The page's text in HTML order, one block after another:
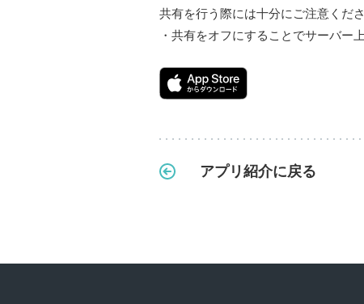
共有を行う際には十分にご注意くださ
・共有をオフにすることでサーバー
アプリ紹介に戻る